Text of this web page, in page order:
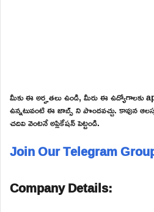
మీకు ఈ అర్హతలు ఉండి, మీరు ఈ ఉద్యోగాలకు
ఉన్నటువంటి ఈ జాబ్స్ ని పొందవచ్చు. కావున
చదివి వెంటనే అప్లికేషన్ పెట్టండి.
Join Our Telegram
Company Details: